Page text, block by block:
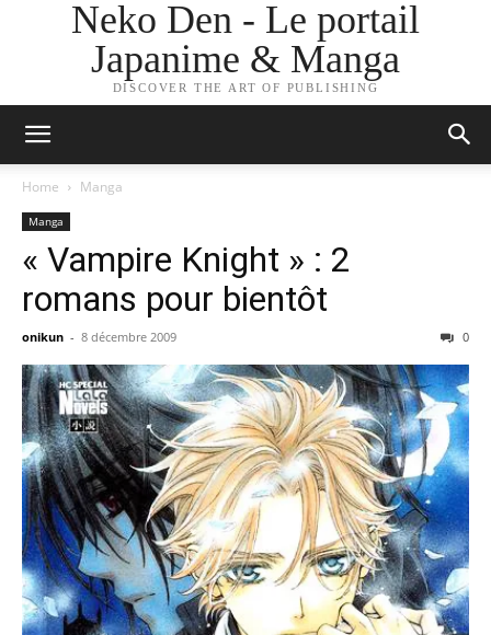
Neko Den - Le portail
Japanime & Manga
DISCOVER THE ART OF PUBLISHING
Home Manga
Manga
« Vampire Knight » : 2
romans pour bientôt
onikun - 8 décembre 2009 0